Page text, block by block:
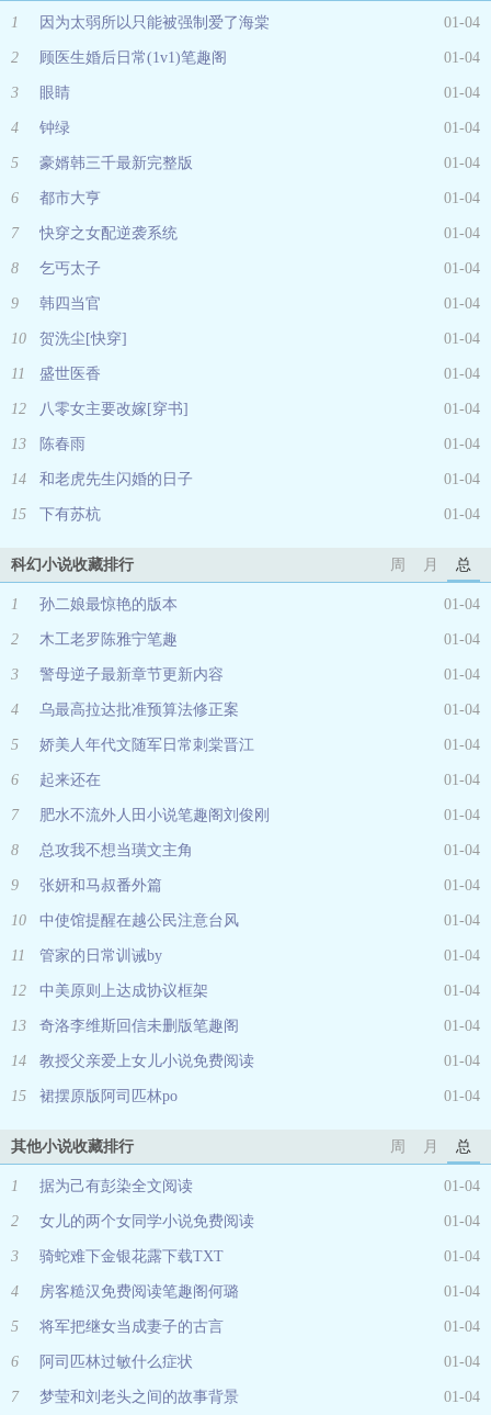
1 因为太弱所以只能被强制爱了海棠 01-04
2 顾医生婚后日常(1v1)笔趣阁 01-04
3 眼睛 01-04
4 钟绿 01-04
5 豪婿韩三千最新完整版 01-04
6 都市大亨 01-04
7 快穿之女配逆袭系统 01-04
8 乞丐太子 01-04
9 韩四当官 01-04
10 贺洗尘[快穿] 01-04
11 盛世医香 01-04
12 八零女主要改嫁[穿书] 01-04
13 陈春雨 01-04
14 和老虎先生闪婚的日子 01-04
15 下有苏杭 01-04
科幻小说收藏排行 周 月 总
1 孙二娘最惊艳的版本 01-04
2 木工老罗陈雅宁笔趣 01-04
3 警母逆子最新章节更新内容 01-04
4 乌最高拉达批准预算法修正案 01-04
5 娇美人年代文随军日常刺棠晋江 01-04
6 起来还在 01-04
7 肥水不流外人田小说笔趣阁刘俊刚 01-04
8 总攻我不想当璜文主角 01-04
9 张妍和马叔番外篇 01-04
10 中使馆提醒在越公民注意台风 01-04
11 管家的日常训诫by 01-04
12 中美原则上达成协议框架 01-04
13 奇洛李维斯回信未删版笔趣阁 01-04
14 教授父亲爱上女儿小说免费阅读 01-04
15 裙摆原版阿司匹林po 01-04
其他小说收藏排行 周 月 总
1 据为己有彭染全文阅读 01-04
2 女儿的两个女同学小说免费阅读 01-04
3 骑蛇难下金银花露下载TXT 01-04
4 房客糙汉免费阅读笔趣阁何璐 01-04
5 将军把继女当成妻子的古言 01-04
6 阿司匹林过敏什么症状 01-04
7 梦莹和刘老头之间的故事背景 01-04